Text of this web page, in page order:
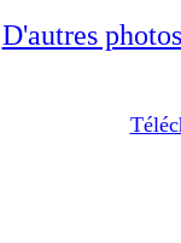
D'autres